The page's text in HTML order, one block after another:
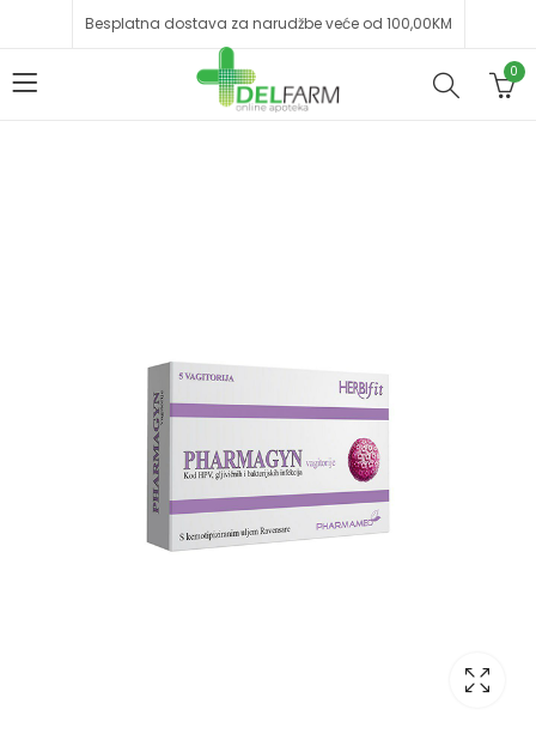
Besplatna dostava za narudžbe veće od 100,00KM
0